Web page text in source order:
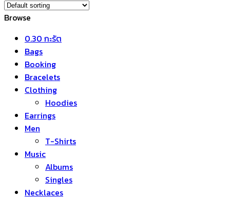
Browse
0.30 กะรัต
Bags
Booking
Bracelets
Clothing
Hoodies
Earrings
Men
T-Shirts
Music
Albums
Singles
Necklaces